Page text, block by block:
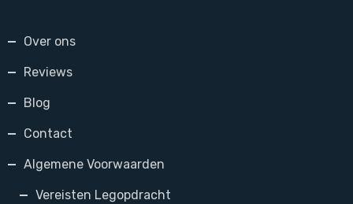
Over ons
Reviews
Blog
Contact
Algemene Voorwaarden
Vereisten Legopdracht